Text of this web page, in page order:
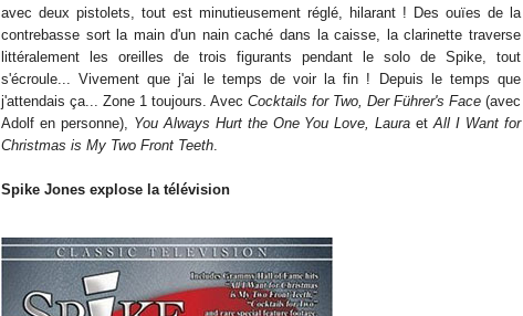
avec deux pistolets, tout est minutieusement réglé, hilarant ! Des ouïes de la
contrebasse sort la main d'un nain caché dans la caisse, la clarinette traverse
littéralement les oreilles de trois figurants pendant le solo de Spike, tout
s'écroule... Vivement que j'ai le temps de voir la fin ! Depuis le temps que
j'attendais ça... Zone 1 toujours. Avec Cocktails for Two, Der Führer's Face (avec
Adolf en personne), You Always Hurt the One You Love, Laura etAll I Want for
Christmas is My Two Front Teeth
Spike Jones explose la télévision